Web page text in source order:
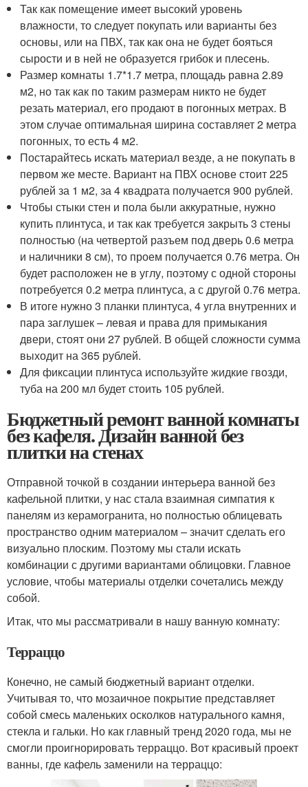
Так как помещение имеет высокий уровень
влажности, то следует покупать или варианты без
основы, или на ПВХ, так как она не будет бояться
сырости и в ней не образуется грибок и плесень.
Размер комнаты 1.7*1.7 метра, площадь равна 2.89
м2, но так как по таким размерам никто не будет
резать материал, его продают в погонных метрах. В
этом случае оптимальная ширина составляет 2 метра
погонных, то есть 4 м2.
Постарайтесь искать материал везде, а не покупать в
первом же месте. Вариант на ПВХ основе стоит 225
рублей за 1 м2, за 4 квадрата получается 900 рублей.
Чтобы стыки стен и пола были аккуратные, нужно
купить плинтуса, и так как требуется закрыть 3 стены
полностью (на четвертой разъем под дверь 0.6 метра
и наличники 8 см), то проем получается 0.76 метра. Он
будет расположен не в углу, поэтому с одной стороны
потребуется 0.2 метра плинтуса, а с другой 0.76 метра.
В итоге нужно 3 планки плинтуса, 4 угла внутренних и
пара заглушек – левая и права для примыкания
двери, стоят они 27 рублей. В общей сложности сумма
выходит на 365 рублей.
Для фиксации плинтуса используйте жидкие гвозди,
туба на 200 мл будет стоить 105 рублей.
Бюджетный ремонт ванной комнаты
без кафеля. Дизайн ванной без
плитки на стенах
Отправной точкой в создании интерьера ванной без
кафельной плитки, у нас стала взаимная симпатия к
панелям из керамогранита, но полностью облицевать
пространство одним материалом – значит сделать его
визуально плоским. Поэтому мы стали искать
комбинации с другими вариантами облицовки. Главное
условие, чтобы материалы отделки сочетались между
собой.
Итак, что мы рассматривали в нашу ванную комнату:
Терраццо
Конечно, не самый бюджетный вариант отделки.
Учитывая то, что мозаичное покрытие представляет
собой смесь маленьких осколков натурального камня,
стекла и гальки. Но как главный тренд 2020 года, мы не
смогли проигнорировать терраццо. Вот красивый проект
ванны, где кафель заменили на терраццо: